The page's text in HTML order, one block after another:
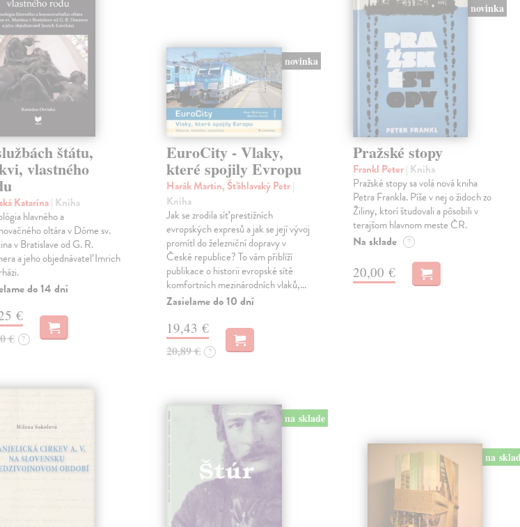
štátu,
vlastného
Katarína| Kniha
hlavného a
oltára v Dóme sv.
v Bratislave od G. R.
a jeho objednávateľ Imrich
do 14 dní
€
€ ?
novinka
EuroCity - Vlaky,
které spojily Evropu
Harák Martin, Šťáhlavský Petr|
Kniha
Jak se zrodila síť prestižních
evropských expresů a jak se její vývoj
promítl do železniční dopravy v
České republice? To vám přiblíží
publikace o historii evropské sítě
komfortních mezinárodních vlaků,…
Zasielame do 10 dní
19,43 €
20,89 € ?
novinka
Pražské stopy
Frankl Peter| Kniha
Pražské stopy sa volá nová kniha
Petra Frankla. Píše v nej o židoch zo
Žiliny, ktorí študovali a pôsobili v
terajšom hlavnom meste ČR.
Na sklade ?
20,00 €
na sklade
na